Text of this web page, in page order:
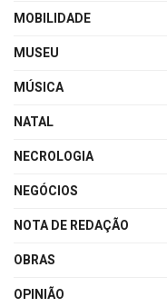
MOBILIDADE
MUSEU
MÚSICA
NATAL
NECROLOGIA
NEGÓCIOS
NOTA DE REDAÇÃO
OBRAS
OPINIÃO